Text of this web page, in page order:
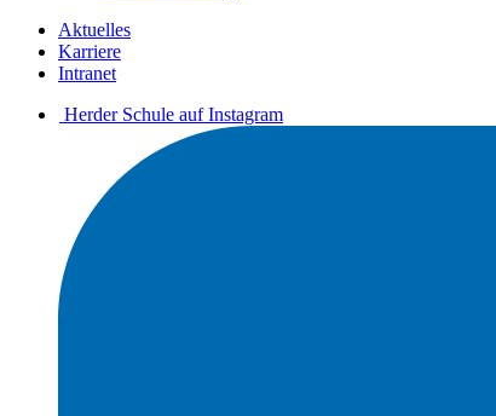
Aktuelles
Karriere
Intranet
Herder Schule auf Instagram